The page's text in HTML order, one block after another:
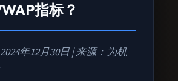
指标？
年12月30日|来源：为机